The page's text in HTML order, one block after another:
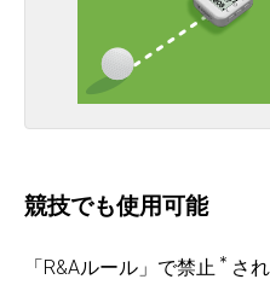
競技でも使用可能
「R&Aルール」で禁止 ＊ さ